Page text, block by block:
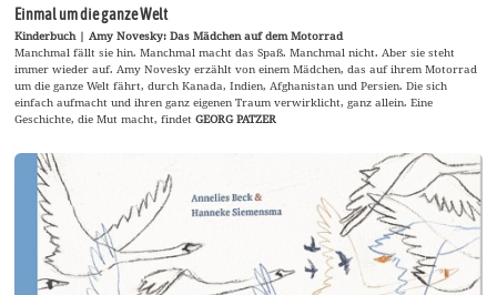
Einmal um die ganze Welt
Kinderbuch | Amy Novesky: Das Mädchen auf dem Motorrad
Manchmal fällt sie hin. Manchmal macht das Spaß. Manchmal nicht. Aber sie steht
immer wieder auf. Amy Novesky erzählt von einem Mädchen, das auf ihrem Motorrad
um die ganze Welt fährt, durch Kanada, Indien, Afghanistan und Persien. Die sich
einfach aufmacht und ihren ganz eigenen Traum verwirklicht, ganz allein. Eine
Geschichte, die Mut macht, findetGEORG PATZER